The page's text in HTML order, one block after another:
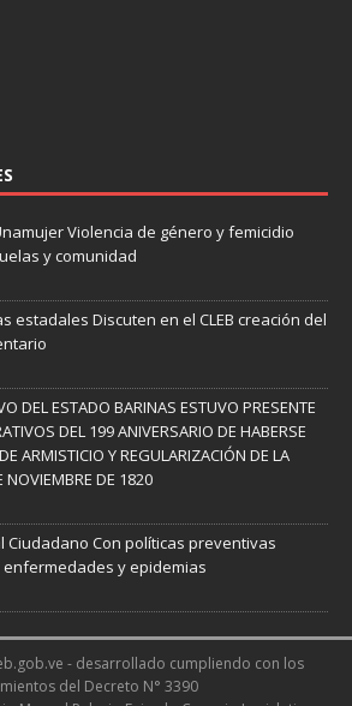
Violencia de género y femicidio
y comunidad
estadales Discuten en el CLEB creación del
DEL ESTADO BARINAS ESTUVO PRESENTE
DEL 199 ANIVERSARIO DE HABERSE
ARMISTICIO Y REGULARIZACIÓN DE LA
NOVIEMBRE DE 1820
Ciudadano Con políticas preventivas
y epidemias
- desarrollado cumpliendo con los
del Decreto N° 3390